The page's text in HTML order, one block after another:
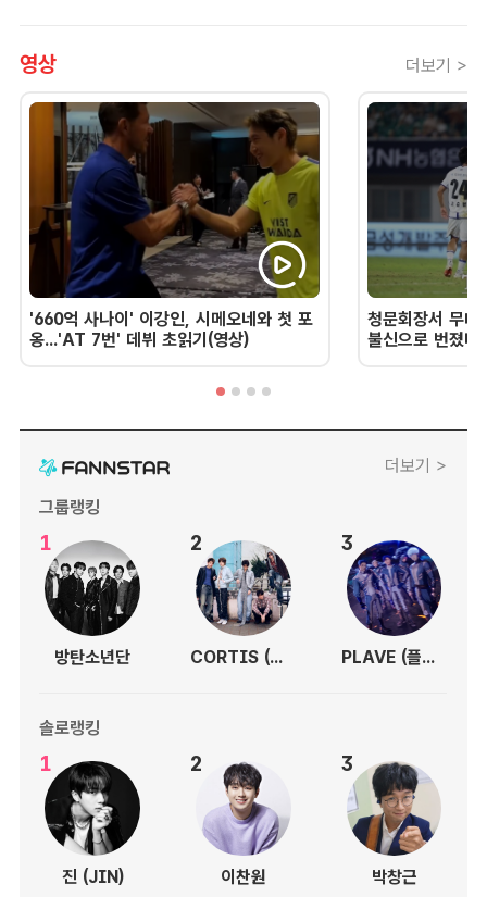
영상 더보기 >
'660억 사나이' 이강인, 시메오네와 첫 포
옹...'AT 7번' 데뷔 초읽기(영상)
청문회장서 무너
불신으로 번졌
더보기 >
그룹랭킹
1
방탄소년단
2
CORTIS (코르티스)
3
PLAVE (플레이브)
솔로랭킹
1
진 (JIN)
2
이찬원
3
박창근